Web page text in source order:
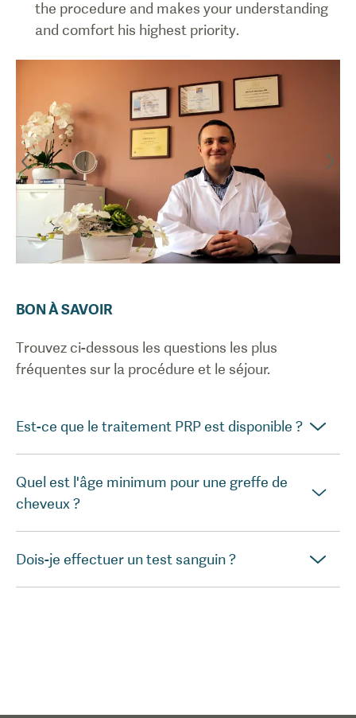
the procedure and makes your understanding
and comfort his highest priority.
BON À SAVOIR
Trouvez ci-dessous les questions les plus
fréquentes sur la procédure et le séjour.
Est-ce que le traitement PRP est disponible ?
Quel est l'âge minimum pour une greffe de
cheveux ?
Dois-je effectuer un test sanguin ?